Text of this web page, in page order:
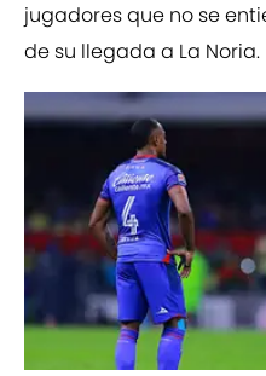
jugadores que no se
de su llegada a La Noria.